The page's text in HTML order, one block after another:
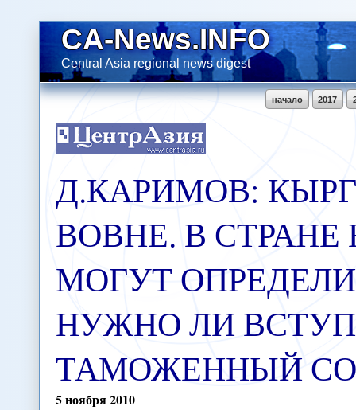
CA-News.INFO
Central Asia regional news digest
2017
начало
Д.КАРИМОВ:
ВОВНЕ. В
МОГУТ
НУЖНО ЛИ
ТАМОЖЕННЫЙ
5ноября2010